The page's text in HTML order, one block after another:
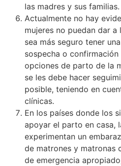
las madres y sus familias.
Actualmente no hay
mujeres no puedan dar
sea más seguro tener
sospecha o
opciones de parto de la
se les debe hacer
posible, teniendo en
clínicas.
En los países donde los
apoyar el parto en casa,
experimentan un
de matrones y matronas
de emergencia